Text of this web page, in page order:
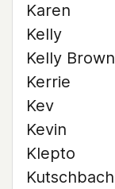
Karen
Kelly
Kelly Brown
Kerrie
Kev
Kevin
Klepto
Kutschbach